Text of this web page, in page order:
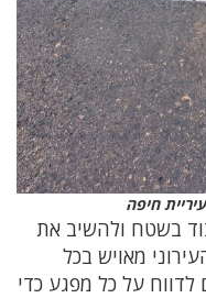
חיפה
בשטח ולהשיב את
מאויש בכל
על כל מפגע כדי